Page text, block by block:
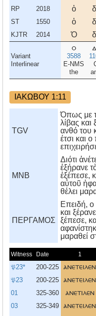
RP 2018 ὁ
ST 1550 ὁ
KJTR 2014 Ὁ
Variant
Interlinear
ο
3588
E-NMS
the
ΙΑΚΩΒΟΥ 1:11
TGV
Όπως με
λίβας και
ανθό του
έτσι και
MNB
Διότι
ἐξήρανε
ἐξέπεσε,
αὐτοῦ
θέλει
ΠΕΡΓΑΜΟΣ
Eπειδή, ο
και
ξέπεσε,
μαραθεί
Witness Date 1
𝔓23* 200-225 ανετειλεν
𝔓23 200-225 ανετειλεν
01 325-360 ανετιλεν
03 325-349 ανετειλεν